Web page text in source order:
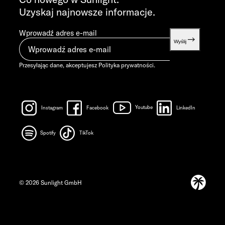
Uzyskaj najnowsze informacje.
Wprowadź adres e-mail
Wyślij
Przesyłając dane, akceptujesz Polityka prywatności.
Instagram Facebook Youtube LinkedIn
Spotify TikTok
© 2026 Sunlight GmbH